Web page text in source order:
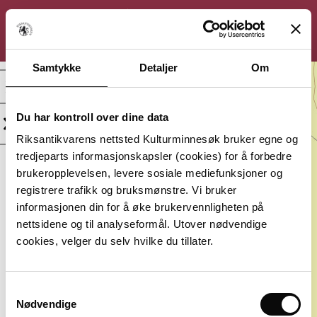
Samtykke Detaljer Om
Du har kontroll over dine data
Riksantikvarens nettsted Kulturminnesøk bruker egne og
tredjeparts informasjonskapsler (cookies) for å forbedre
brukeropplevelsen, levere sosiale mediefunksjoner og
registrere trafikk og bruksmønstre. Vi bruker
informasjonen din for å øke brukervennligheten på
nettsidene og til analyseformål. Utover nødvendige
cookies, velger du selv hvilke du tillater.
Nødvendige
Bergkunst
Kategori:
Arkeologisk
minne
Beliggenhet:
Østfold,
Sarpsborg
Vernestatus:
Ulike
vernestatus
Datering:
Flere dateringer
KHM, Kulturhistorisk museum, Oslo
KULTURMINNESØK